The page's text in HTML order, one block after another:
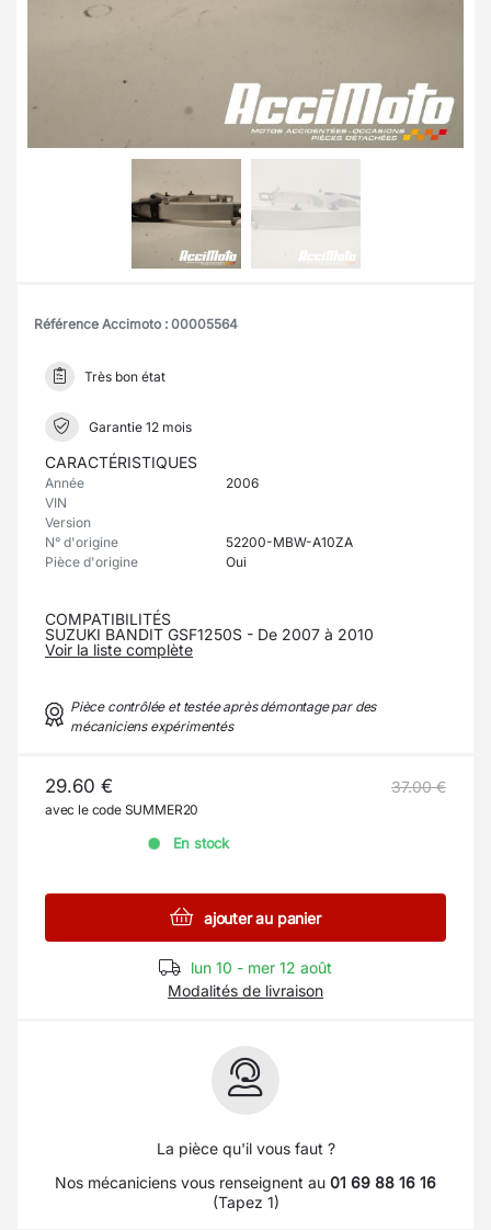
Référence Accimoto : 00005564
Très bon état
Garantie 12 mois
CARACTÉRISTIQUES
Année
2006
VIN
Version
N° d'origine
52200-MBW-A10ZA
Pièce d'origine
Oui
COMPATIBILITÉS
SUZUKI BANDIT GSF1250S - De 2007 à 2010
Voir la liste complète
Pièce contrôlée et testée après démontage par des
mécaniciens expérimentés
29.60 € 37.00 €
avec le code SUMMER20
En stock
ajouter au panier
lun 10 - mer 12 août
Modalités de livraison
La pièce qu'il vous faut ?
Nos mécaniciens vous renseignent au 01 69 88 16 16
(Tapez 1)